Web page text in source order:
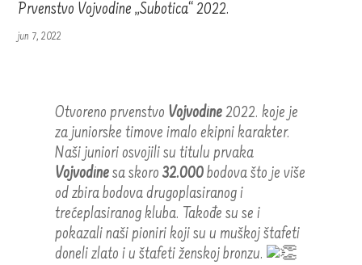
Prvenstvo Vojvodine „Subotica“ 2022.
jun 7, 2022
Otvoreno prvenstvo Vojvodine2022. koje je
za juniorske timove imalo ekipni karakter.
Naši juniori osvojili su titulu prvaka
Vojvodinesa skoro32.000bodova što je više
od zbira bodova drugoplasiranog i
trećeplasiranog kluba. Takođe su se i
pokazali naši pioniri koji su u muškoj štafeti
doneli zlato i u štafeti ženskoj bronzu.